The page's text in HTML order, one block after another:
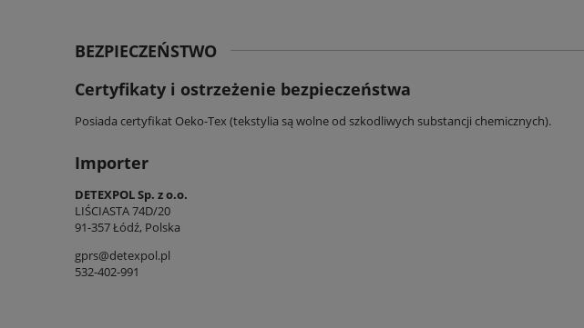
BEZPIECZEŃSTWO
Certyfikaty i ostrzeżenie bezpieczeństwa
Posiada certyfikat Oeko-Tex (tekstylia są wolne od szkodliwych substancji chemicznych).
Importer
DETEXPOL Sp. z o.o.
LIŚCIASTA 74D/20
91-357 Łódź, Polska
gprs@detexpol.pl
532-402-991